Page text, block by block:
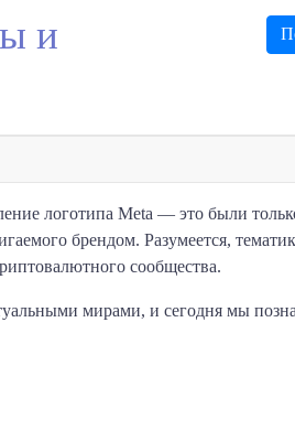
и
логотипа Meta — это были
брендом. Разумеется,
сообщества.
мирами, и сегодня мы